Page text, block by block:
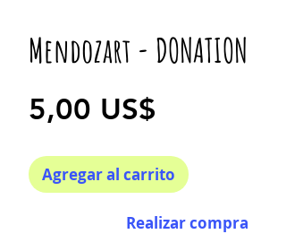
Mendozart - DONATION
5,00 US$
Agregar al carrito
Realizar compra